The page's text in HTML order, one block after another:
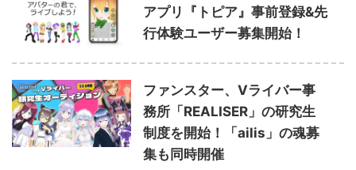
アプリ『トピア』事前登録&先
行体験ユーザー募集開始！
ファンスター、Vライバー事
務所「REALISER」の研究生
制度を開始！「ailis」の魂募
集も同時開催